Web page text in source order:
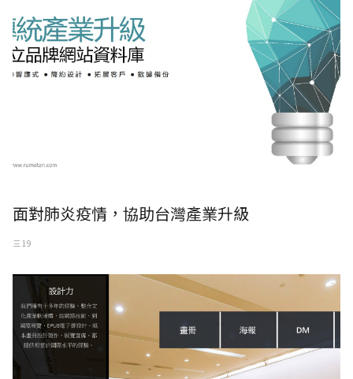
面對肺炎疫情，協助台灣產業升級
三 19